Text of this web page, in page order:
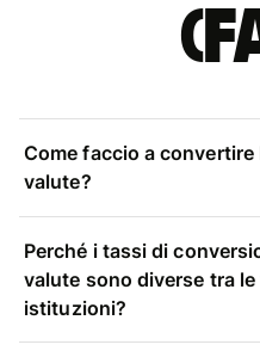
Come faccio a convertire
valute?
Perché i tassi di
valute sono diverse tra le
istituzioni?